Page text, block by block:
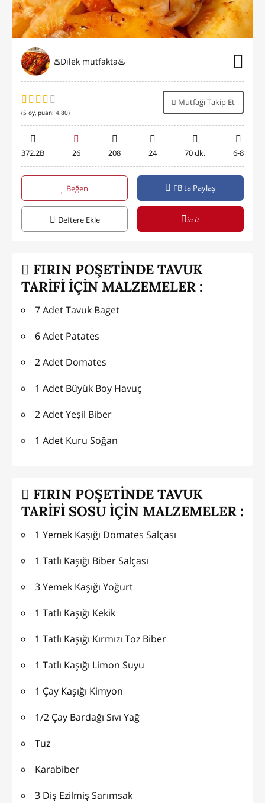
♨️Dilek mutfakta♨️
(5 oy, puan: 4.80)
Mutfağı Takip Et
372.2B 26 208 24 70 dk. 6-8
Beğen FB'ta Paylaş
Deftere Ekle in it
FIRIN POŞETİNDE TAVUK
TARİFİ İÇİN MALZEMELER :
7 Adet Tavuk Baget
6 Adet Patates
2 Adet Domates
1 Adet Büyük Boy Havuç
2 Adet Yeşil Biber
1 Adet Kuru Soğan
FIRIN POŞETİNDE TAVUK
TARİFİ SOSU İÇİN MALZEMELER :
1 Yemek Kaşığı Domates Salçası
1 Tatlı Kaşığı Biber Salçası
3 Yemek Kaşığı Yoğurt
1 Tatlı Kaşığı Kekik
1 Tatlı Kaşığı Kırmızı Toz Biber
1 Tatlı Kaşığı Limon Suyu
1 Çay Kaşığı Kimyon
1/2 Çay Bardağı Sıvı Yağ
Tuz
Karabiber
3 Diş Ezilmiş Sarımsak